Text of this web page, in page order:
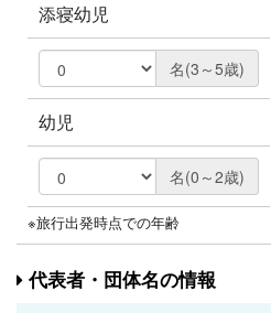
添寝幼児
名(3～5歳)
幼児
名(0～2歳)
※旅行出発時点での年齢
代表者・団体名の情報